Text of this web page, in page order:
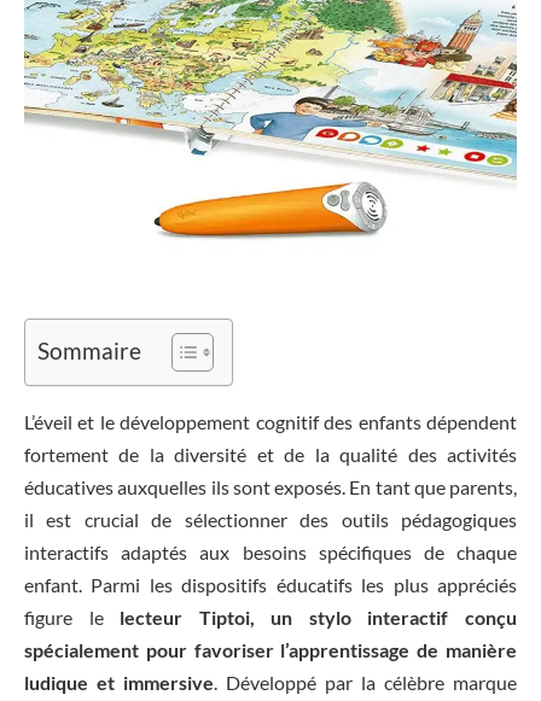
Sommaire
L’éveil et le développement cognitif des enfants dépendent
fortement de la diversité et de la qualité des activités
éducatives auxquelles ils sont exposés. En tant que parents,
il est crucial de sélectionner des outils pédagogiques
interactifs adaptés aux besoins spécifiques de chaque
enfant. Parmi les dispositifs éducatifs les plus appréciés
figure le lecteur Tiptoi, un stylo interactif conçu
spécialement pour favoriser l’apprentissage de manière
ludique et immersive. Développé par la célèbre marque